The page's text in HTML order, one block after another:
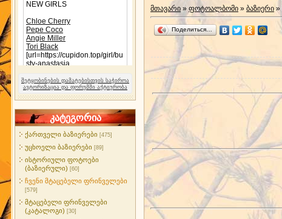
შეტყობინების დამატებისთვის საჭიროა
ავტორიზაცია და ფორუმში აქტიურობა
კატეგორია
ქართველი ბაზიერები [475]
უცხოელი ბაზიერები [89]
ისტორიული ფოტოები
(ბაზიერული) [60]
ჩვენი მტაცებელი ფრინველები
[579]
მტაცებელი ფრინველები
(კატალოგი) [30]
მთავარი » ფოტოალბომი » ბაზიერი »
Поделиться…